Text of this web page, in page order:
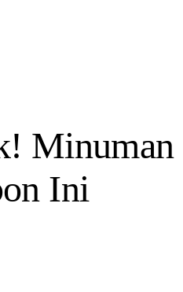
Minuman
Ini